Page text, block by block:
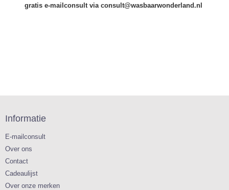
gratis e-mailconsult via consult@wasbaarwonderland.nl
Informatie
E-mailconsult
Over ons
Contact
Cadeaulijst
Over onze merken